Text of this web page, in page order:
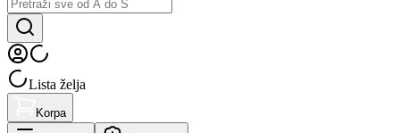
Lista želja
Korpa